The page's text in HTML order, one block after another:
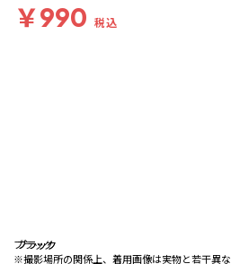
ブラック
※撮影場所の関係上、着用画像は実物と若干異な
ブラック
ブラック
￥990 税込